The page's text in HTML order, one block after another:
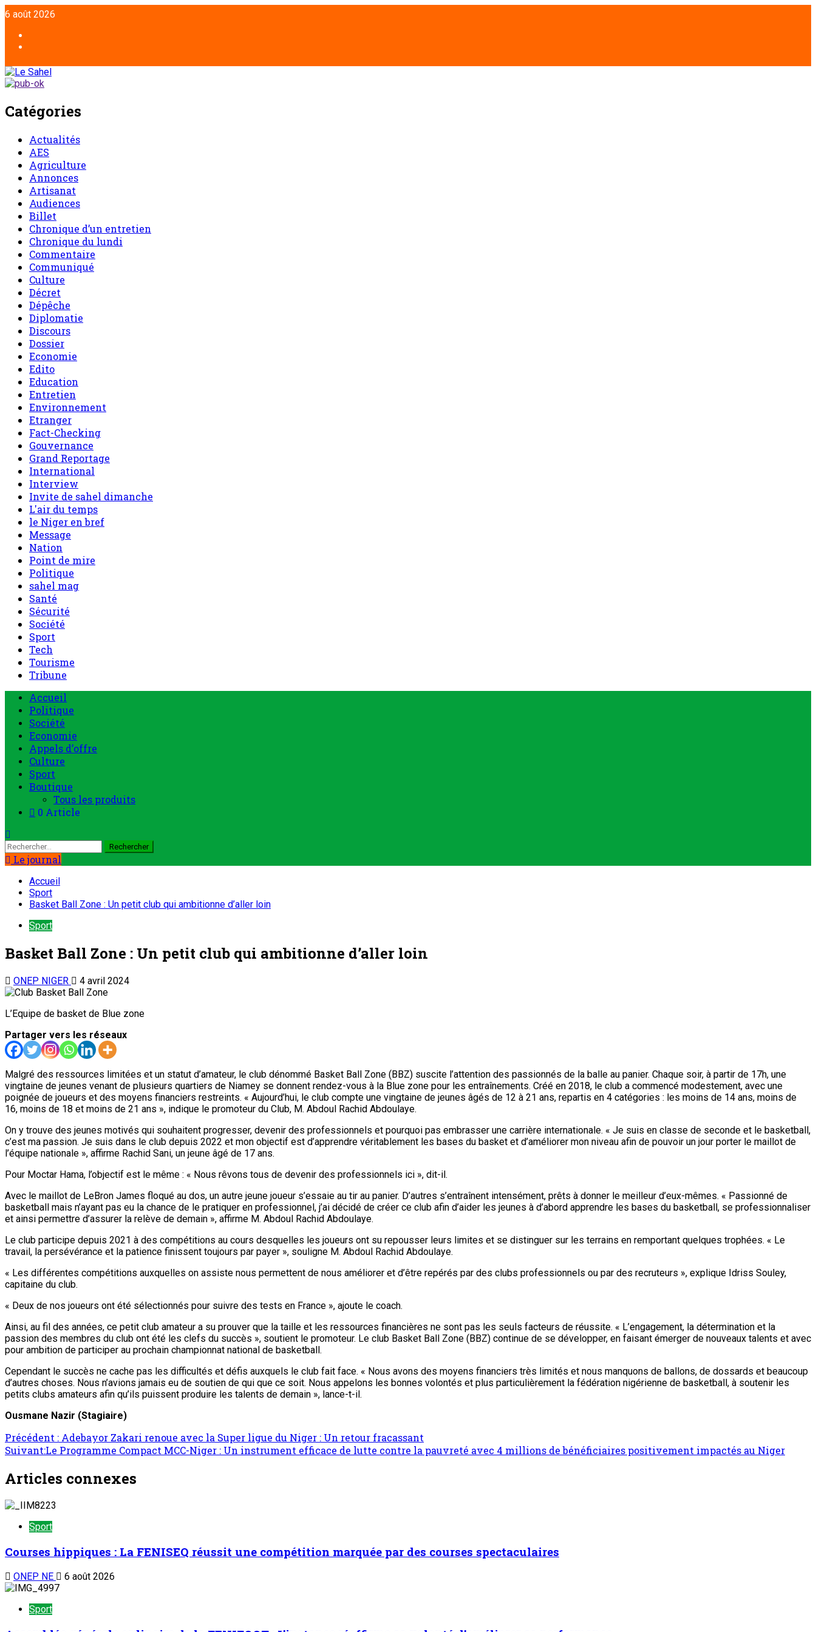
6 août 2026
Catégories
Actualités
AES
Agriculture
Annonces
Artisanat
Audiences
Billet
Chronique d’un entretien
Chronique du lundi
Commentaire
Communiqué
Culture
Décret
Dépêche
Diplomatie
Discours
Dossier
Economie
Edito
Education
Entretien
Environnement
Etranger
Fact-Checking
Gouvernance
Grand Reportage
International
Interview
Invite de sahel dimanche
L'air du temps
le Niger en bref
Message
Nation
Point de mire
Politique
sahel mag
Santé
Sécurité
Société
Sport
Tech
Tourisme
Tribune
Accueil
Politique
Société
Economie
Appels d’offre
Culture
Sport
Boutique
Tous les produits
0 Article
Le journal
Accueil
Sport
Basket Ball Zone : Un petit club qui ambitionne d’aller loin
Sport
Basket Ball Zone : Un petit club qui ambitionne d’aller loin
ONEP NIGER 4 avril 2024
L’Equipe de basket de Blue zone
Partager vers les réseaux
Malgré des ressources limitées et un statut d’amateur, le club dénommé Basket Ball Zone (BBZ) suscite l’attention des passionnés de la balle au panier. Chaque soir, à partir de 17h, une
vingtaine de jeunes venant de plusieurs quartiers de Niamey se donnent rendez-vous à la Blue zone pour les entraînements. Créé en 2018, le club a commencé modestement, avec une
poignée de joueurs et des moyens financiers restreints. « Aujourd’hui, le club compte une vingtaine de jeunes âgés de 12 à 21 ans, repartis en 4 catégories : les moins de 14 ans, moins de
16, moins de 18 et moins de 21 ans », indique le promoteur du Club, M. Abdoul Rachid Abdoulaye.
On y trouve des jeunes motivés qui souhaitent progresser, devenir des professionnels et pourquoi pas embrasser une carrière internationale. « Je suis en classe de seconde et le basketball,
c’est ma passion. Je suis dans le club depuis 2022 et mon objectif est d’apprendre véritablement les bases du basket et d’améliorer mon niveau afin de pouvoir un jour porter le maillot de
l’équipe nationale », affirme Rachid Sani, un jeune âgé de 17 ans.
Pour Moctar Hama, l’objectif est le même : « Nous rêvons tous de devenir des professionnels ici », dit-il.
Avec le maillot de LeBron James floqué au dos, un autre jeune joueur s’essaie au tir au panier. D’autres s’entraînent intensément, prêts à donner le meilleur d’eux-mêmes. « Passionné de
basketball mais n’ayant pas eu la chance de le pratiquer en professionnel, j’ai décidé de créer ce club afin d’aider les jeunes à d’abord apprendre les bases du basketball, se professionnaliser
et ainsi permettre d’assurer la relève de demain », affirme M. Abdoul Rachid Abdoulaye.
Le club participe depuis 2021 à des compétitions au cours desquelles les joueurs ont su repousser leurs limites et se distinguer sur les terrains en remportant quelques trophées. « Le
travail, la persévérance et la patience finissent toujours par payer », souligne M. Abdoul Rachid Abdoulaye.
« Les différentes compétitions auxquelles on assiste nous permettent de nous améliorer et d’être repérés par des clubs professionnels ou par des recruteurs », explique Idriss Souley,
capitaine du club.
« Deux de nos joueurs ont été sélectionnés pour suivre des tests en France », ajoute le coach.
Ainsi, au fil des années, ce petit club amateur a su prouver que la taille et les ressources financières ne sont pas les seuls facteurs de réussite. « L’engagement, la détermination et la
passion des membres du club ont été les clefs du succès », soutient le promoteur. Le club Basket Ball Zone (BBZ) continue de se développer, en faisant émerger de nouveaux talents et avec
pour ambition de participer au prochain championnat national de basketball.
Cependant le succès ne cache pas les difficultés et défis auxquels le club fait face. « Nous avons des moyens financiers très limités et nous manquons de ballons, de dossards et beaucoup
d’autres choses. Nous n’avions jamais eu de soutien de qui que ce soit. Nous appelons les bonnes volontés et plus particulièrement la fédération nigérienne de basketball, à soutenir les
petits clubs amateurs afin qu’ils puissent produire les talents de demain », lance-t-il.
Ousmane Nazir (Stagiaire)
Précédent : Adebayor Zakari renoue avec la Super ligue du Niger : Un retour fracassant
Suivant:Le Programme Compact MCC-Niger : Un instrument efficace de lutte contre la pauvreté avec 4 millions de bénéficiaires positivement impactés au Niger
Articles connexes
Sport
Courses hippiques : La FENISEQ réussit une compétition marquée par des courses spectaculaires
ONEP NE 6 août 2026
Sport